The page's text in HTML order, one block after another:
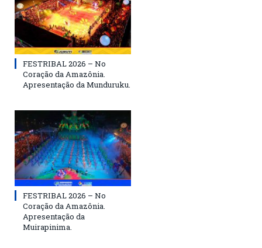
FESTRIBAL 2026 – No
Coração da Amazônia.
Apresentação da Munduruku.
FESTRIBAL 2026 – No
Coração da Amazônia.
Apresentação da
Muirapinima.